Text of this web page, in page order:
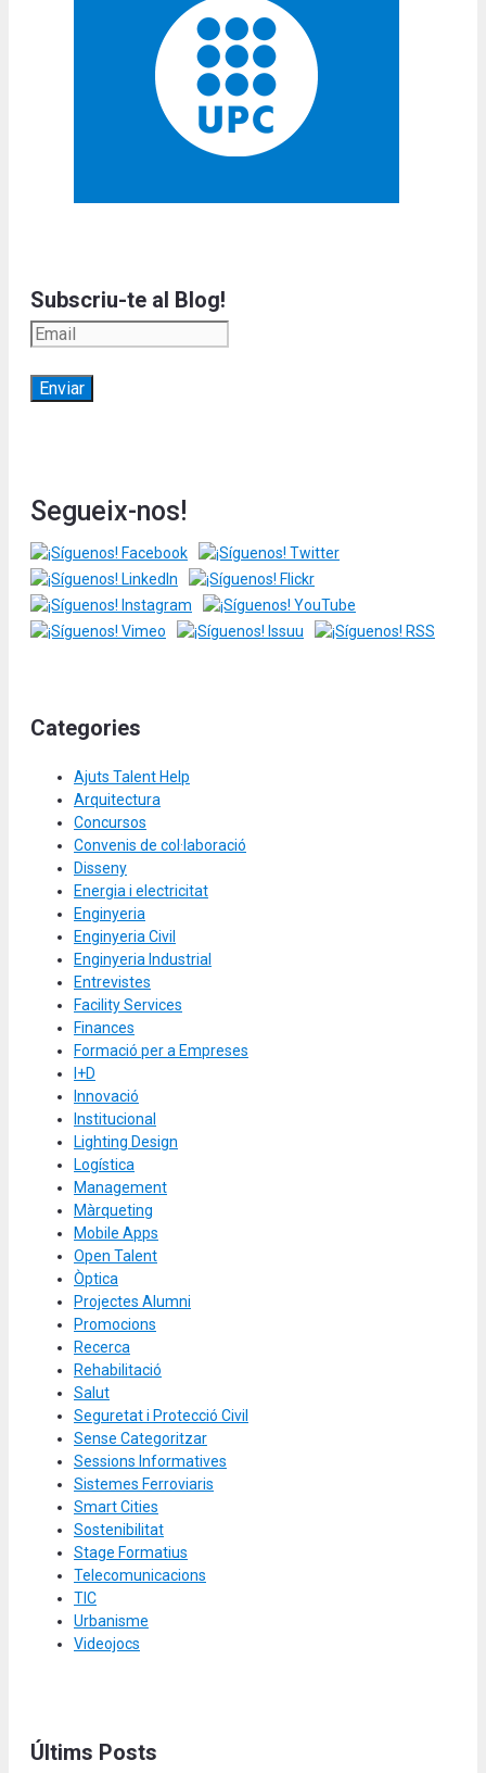
Subscriu-te al Blog!
Segueix-nos!
Categories
Ajuts Talent Help
Arquitectura
Concursos
Convenis de col·laboració
Disseny
Energia i electricitat
Enginyeria
Enginyeria Civil
Enginyeria Industrial
Entrevistes
Facility Services
Finances
Formació per a Empreses
I+D
Innovació
Institucional
Lighting Design
Logística
Management
Màrqueting
Mobile Apps
Open Talent
Òptica
Projectes Alumni
Promocions
Recerca
Rehabilitació
Salut
Seguretat i Protecció Civil
Sense Categoritzar
Sessions Informatives
Sistemes Ferroviaris
Smart Cities
Sostenibilitat
Stage Formatius
Telecomunicacions
TIC
Urbanisme
Videojocs
Últims Posts